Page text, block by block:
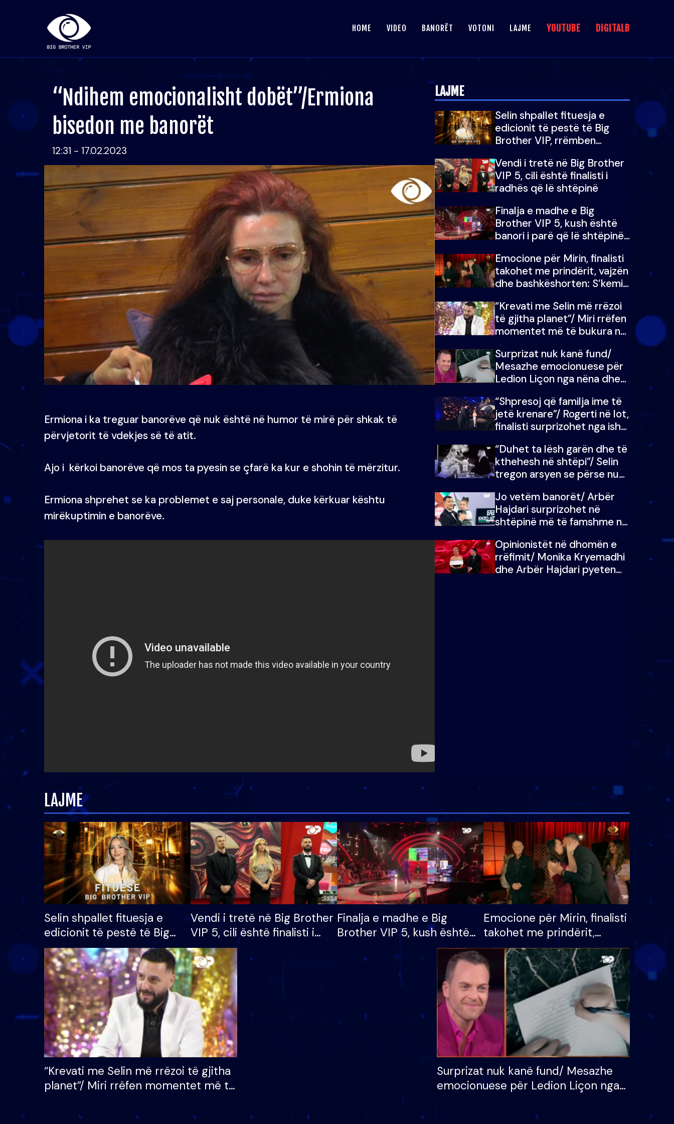
HOME VIDEO BANORËT VOTONI LAJME YOUTUBE DIGITALB
“Ndihem emocionalisht dobët”/Ermiona
bisedon me banorët
12:31 - 17.02.2023
Ermiona i ka treguar banorëve që nuk është në humor të mirë për shkak të
përvjetorit të vdekjes së të atit.
Ajo i kërkoi banorëve që mos ta pyesin se çfarë ka kur e shohin të mërzitur.
Ermiona shprehet se ka problemet e saj personale, duke kërkuar kështu
mirëkuptimin e banorëve.
LAJME
Selin shpallet fituesja e
edicionit të pestë të Big
Brother VIP, rrëmben
mijë eurosh
Vendi i tretë në Big Brother
VIP 5, cili është finalisti i
radhës që lë shtëpinë
Finalja e madhe e Big
Brother VIP 5, kush është
banori i parë që lë shtëpinë
fituar çmimin e madh
Emocione për Mirin, finalisti
takohet me prindërit, vajzën
dhe bashkëshorten: S’kemi
“Krevati me Selin më rrëzoi
të gjitha planet”/ Miri rrëfen
momentet më të bukura në
mungojë zilja e mëngjesit
kur…
Surprizat nuk kanë fund/
Mesazhe emocionuese për
Ledion Liçon nga nëna dhe
i mban dot lotët: Nuk
meritoj…
“Shpresoj që familja ime të
jetë krenare”/ Rogerti në lot,
finalisti surprizohet nga ish-
“Duhet ta lësh garën dhe të
kthehesh në shtëpi”/ Selin
tregon arsyen se përse nuk
Doja ta çoja luftën time deri
në fund
Jo vetëm banorët/ Arbër
Hajdari surprizohet në
shtëpinë më të famshme në
me vajzën e tij
Opinionistët në dhomën e
rrëfimit/ Monika Kryemadhi
dhe Arbër Hajdari pyeten
LAJME
Selin shpallet fituesja e
edicionit të pestë të Big
Brother VIP, rrëmben
çmimin e madh prej 100
mijë eurosh
Vendi i tretë në Big Brother
VIP 5, cili është finalisti i
radhës që lë shtëpinë
Finalja e madhe e Big
Brother VIP 5, kush është
banori i parë që lë shtëpinë
dhe humb mundësinë për
të fituar çmimin e madh
Emocione për Mirin, finalisti
takohet me prindërit,
vajzën dhe bashkëshorten:
S’kemi ndonjë letër divorci
apo jo?
“Krevati me Selin më rrëzoi të gjitha
planet”/ Miri rrëfen momentet më të
mungojë zilja e mëngjesit kur…
Surprizat nuk kanë fund/ Mesazhe
emocionuese për Ledion Liçon nga
nuk i mban dot lotët: Nuk meritoj…